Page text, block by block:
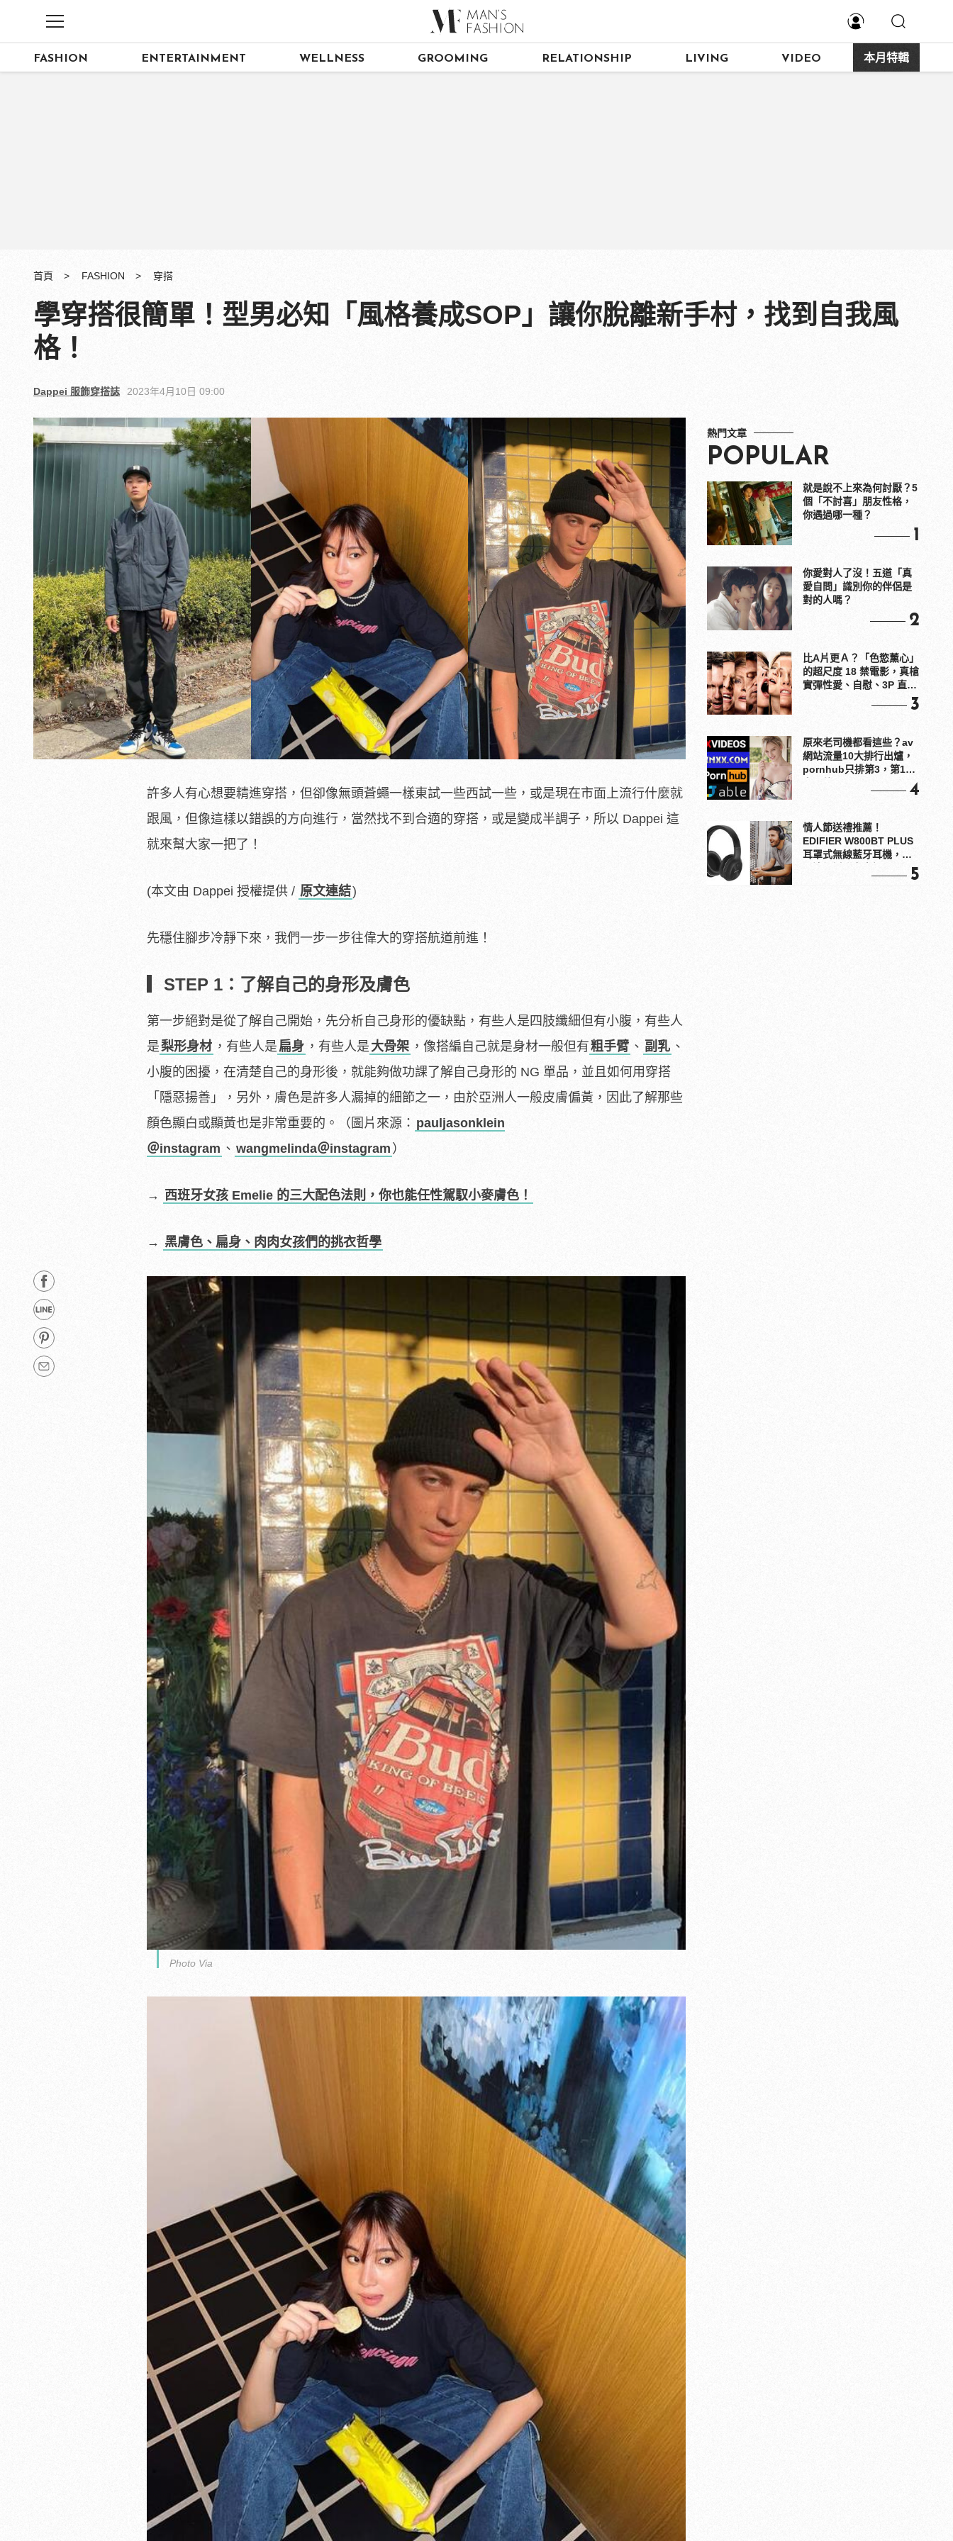
FASHION ENTERTAINMENT WELLNESS GROOMING RELATIONSHIP LIVING VIDEO 本月特輯
首頁 FASHION 穿搭
學穿搭很簡單！型男必知「風格養成SOP」讓你脫離新手村，找到自我風
格！
Dappei 服飾穿搭誌 2023年4月10日 09:00
許多人有心想要精進穿搭，但卻像無頭蒼蠅一樣東試一些西試一些，或是現在市面上流行什麼就
跟風，但像這樣以錯誤的方向進行，當然找不到合適的穿搭，或是變成半調子，所以 Dappei 這
就來幫大家一把了！
(本文由 Dappei 授權提供 / 原文連結)
先穩住腳步冷靜下來，我們一步一步往偉大的穿搭航道前進！
▎STEP 1：了解自己的身形及膚色
第一步絕對是從了解自己開始，先分析自己身形的優缺點，有些人是四肢纖細但有小腹，有些人
是梨形身材 ，有些人是 扁身 ，有些人是 大骨架 ，像搭編自己就是身材一般但有粗手臂 、 副乳 、
小腹的困擾，在清楚自己的身形後，就能夠做功課了解自己身形的 NG 單品，並且如何用穿搭
「隱惡揚善」，另外，膚色是許多人漏掉的細節之一，由於亞洲人一般皮膚偏黃，因此了解那些
顏色顯白或顯黃也是非常重要的。（圖片來源： pauljasonklein
＠instagram 、 wangmelinda＠instagram ）
→ 西班牙女孩 Emelie 的三大配色法則，你也能任性駕馭小麥膚色！
→ 黑膚色、扁身、肉肉女孩們的挑衣哲學
Photo Via
熱門文章
POPULAR
就是說不上來為何討厭？5
個「不討喜」朋友性格，
你遇過哪一種？
1
你愛對人了沒！五道「真
愛自問」識別你的伴侶是
對的人嗎？
2
比A片更Ａ？「色慾薰心」
的超尺度 18 禁電影，真槍
實彈性愛、自慰、3P 直接
3
原來老司機都看這些？av
網站流量10大排行出爐，
pornhub只排第3，第1名
4
情人節送禮推薦！
EDIFIER W800BT PLUS
耳罩式無線藍牙耳機，在
5